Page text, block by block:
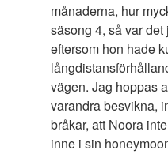
månaderna, hur
säsong 4, så var
eftersom hon hade
vägen. Jag hoppas
varandra besvikna,
bråkar, att Noora
inne i sin